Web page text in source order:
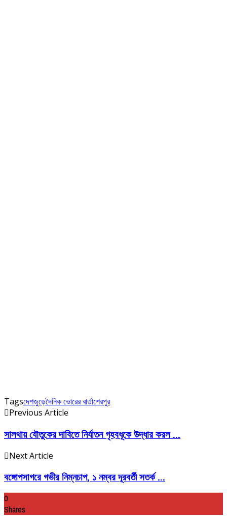
Tagsদেশজুড়েদৈনিক ভোরের বার্তাশেরপুর
Previous Article
সালথায় যৌতুকের দাবিতে নির্যাতন গৃহবধূকে উদ্ধার করল ...
Next Article
বঙ্গোপসাগরে গভীর নিম্নচাপ, ১ নম্বর দূরবর্তী সতর্ক ...
0
Shares